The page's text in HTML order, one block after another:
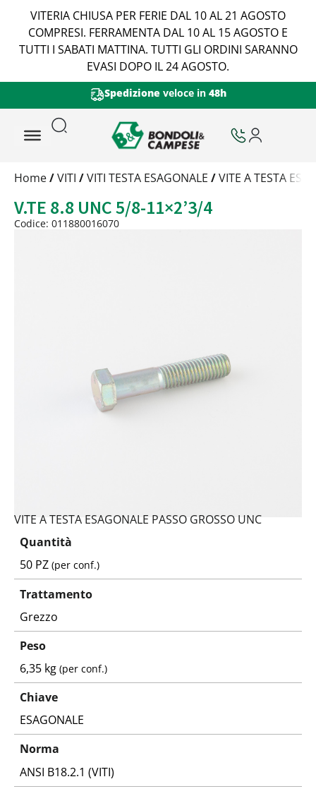
VITERIA CHIUSA PER FERIE DAL 10 AL 21 AGOSTO
COMPRESI. FERRAMENTA DAL 10 AL 15 AGOSTO E
TUTTI I SABATI MATTINA. TUTTI GLI ORDINI SARANNO
EVASI DOPO IL 24 AGOSTO.
Spedizioneveloce in48h
Trattamento
Peso
Quantità
Home/VITI /VITI TESTA ESAGONALE /VITE A TESTA
V.TE 8.8 UNC 5/8-11×2’3/4
Codice: 011880016070
VITE A TESTA ESAGONALE PASSO GROSSO UNC
Quantità
50 PZ(per conf.)
Trattamento
Grezzo
Peso
6,35 kg(per conf.)
Chiave
ESAGONALE
Norma
ANSI B18.2.1 (VITI)